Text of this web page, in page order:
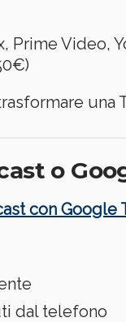
Video,
una
o
con Google
dal telefono